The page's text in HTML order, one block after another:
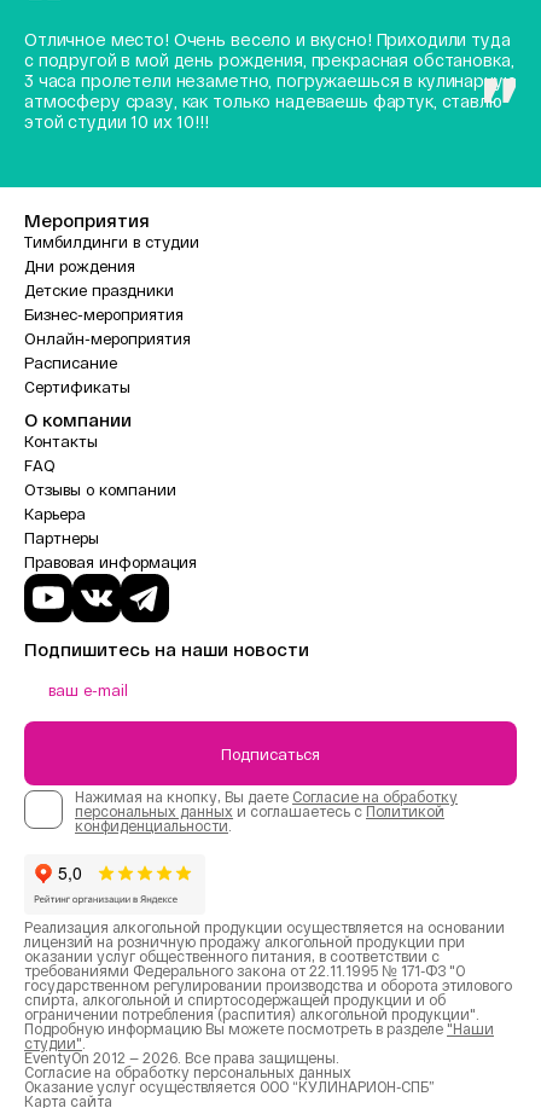
Отличное место! Очень весело и вкусно! Приходили туда
с подругой в мой день рождения, прекрасная обстановка,
3 часа пролетели незаметно, погружаешься в кулинарную
атмосферу сразу, как только надеваешь фартук, ставлю
этой студии 10 их 10!!!
Мероприятия
Тимбилдинги в студии
Дни рождения
Детские праздники
Бизнес-мероприятия
Онлайн-мероприятия
Расписание
Сертификаты
О компании
Контакты
FAQ
Отзывы о компании
Карьера
Партнеры
Правовая информация
Подпишитесь на наши новости
Подписаться
Нажимая на кнопку, Вы даете Согласие на обработку
персональных данных и соглашаетесь с Политикой
конфиденциальности.
Реализация алкогольной продукции осуществляется на основании
лицензий на розничную продажу алкогольной продукции при
оказании услуг общественного питания, в соответствии с
требованиями Федерального закона от 22.11.1995 № 171-ФЗ "О
государственном регулировании производства и оборота этилового
спирта, алкогольной и спиртосодержащей продукции и об
ограничении потребления (распития) алкогольной продукции".
Подробную информацию Вы можете посмотреть в разделе "Наши
студии".
EventyOn 2012 — 2026. Все права защищены.
Согласие на обработку персональных данных
Оказание услуг осуществляется ООО “КУЛИНАРИОН-СПБ”
Карта сайта